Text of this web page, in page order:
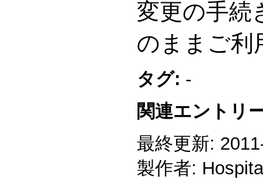
変更の手続
のままご利
タグ: -
関連エントリ
最終更新:
製作者: